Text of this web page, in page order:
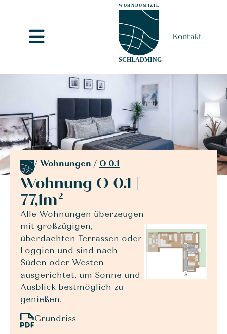
Kontakt
/ Wohnungen / O 0.1
Wohnung O 0.1 |
77,1m²
Alle Wohnungen überzeugen
mit großzügigen,
überdachten Terrassen oder
Loggien und sind nach
Süden oder Westen
ausgerichtet, um Sonne und
Ausblick bestmöglich zu
genießen.
Grundriss